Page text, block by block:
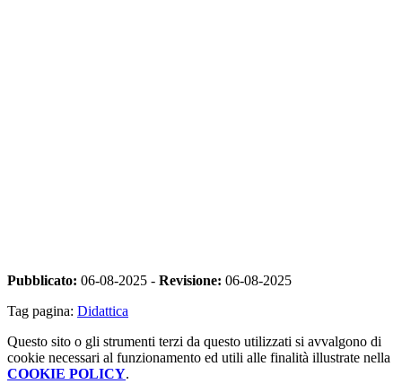
Pubblicato: 06-08-2025 - Revisione: 06-08-2025
Tag pagina: Didattica
Questo sito o gli strumenti terzi da questo utilizzati si avvalgono di
cookie necessari al funzionamento ed utili alle finalità illustrate nella
COOKIE POLICY.